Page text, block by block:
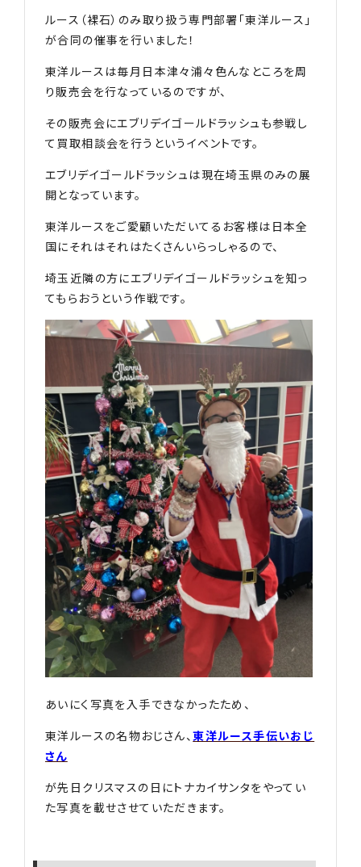
ルース（裸石）のみ取り扱う専門部署「東洋ルース」
が合同の催事を行いました！
東洋ルースは毎月日本津々浦々色んなところを周
り販売会を行なっているのですが、
その販売会にエブリデイゴールドラッシュも参戦し
て買取相談会を行うというイベントです。
エブリデイゴールドラッシュは現在埼玉県のみの展
開となっています。
東洋ルースをご愛顧いただいてるお客様は日本全
国にそれはそれはたくさんいらっしゃるので、
埼玉近隣の方にエブリデイゴールドラッシュを知っ
てもらおうという作戦です。
あいにく写真を入手できなかったため、
東洋ルースの名物おじさん、東洋ルース手伝いおじ
さん
が先日クリスマスの日にトナカイサンタをやってい
た写真を載せさせていただきます。